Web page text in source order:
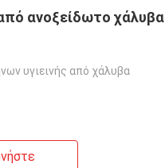
ανοξείδωτο χάλυβα
υγιεινής από χάλυβα